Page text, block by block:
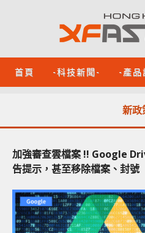
首頁 -科技新聞- -產品
新政
加強審查雲檔案 !! Google
告提示，甚至移除檔案、封號